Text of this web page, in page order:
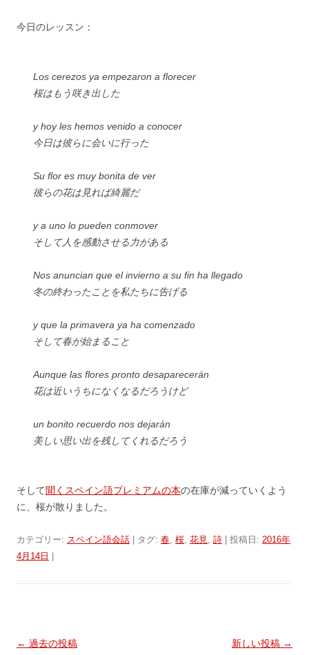
今日のレッスン：
Los cerezos ya empezaron a florecer
桜はもう咲き出した
y hoy les hemos venido a conocer
今日は彼らに会いに行った
Su flor es muy bonita de ver
彼らの花は見れば綺麗だ
y a uno lo pueden conmover
そして人を感動させる力がある
Nos anuncian que el invierno a su fin ha llegado
冬の終わったことを私たちに告げる
y que la primavera ya ha comenzado
そして春が始まること
Aunque las flores pronto desaparecerán
花は近いうちになくなるだろうけど
un bonito recuerdo nos dejarán
美しい思い出を残してくれるだろう
そして聞くスペイン語プレミアムの本の在庫が減っていくよう
に、桜が散りました。
カテゴリー: スペイン語会話 | タグ: 春 桜 花見 詩 | 投稿日: 2016年
4月14日 |
投
← 過去の投稿 新しい投稿 →